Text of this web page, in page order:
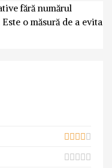
fără numărul
o măsură de a evita